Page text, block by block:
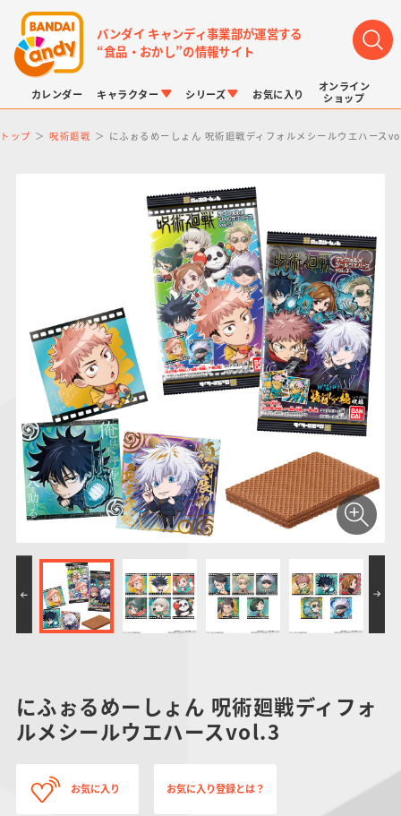
バンダイ キャンディ事業部が運営する
“食品・おかし”の情報サイト
カレンダー キャラクター
仮面ライダーシリー
ズ
PROJECT R.E.D.・
スーパー戦隊シリー
ズ
プリキュアシリーズ
ポケットモンスター
ドラゴンボール
アンパンマン
サンリオキャラクタ
ーズ
たまご
シリーズ
キャラパキ
つりグミ
チョコサプ
SMPシリーズ
ポケモンキッズ
ポケモンスケールワ
ールド
キャラデコ
お気に入り
オンライン
ショップ
トップ 呪術廻戦 にふぉるめーしょん 呪術廻戦ディフォルメシールウエハース
にふぉるめーしょん 呪術廻戦ディフォ
ルメシールウエハースvol.3
お気に入り お気に入り登録とは？